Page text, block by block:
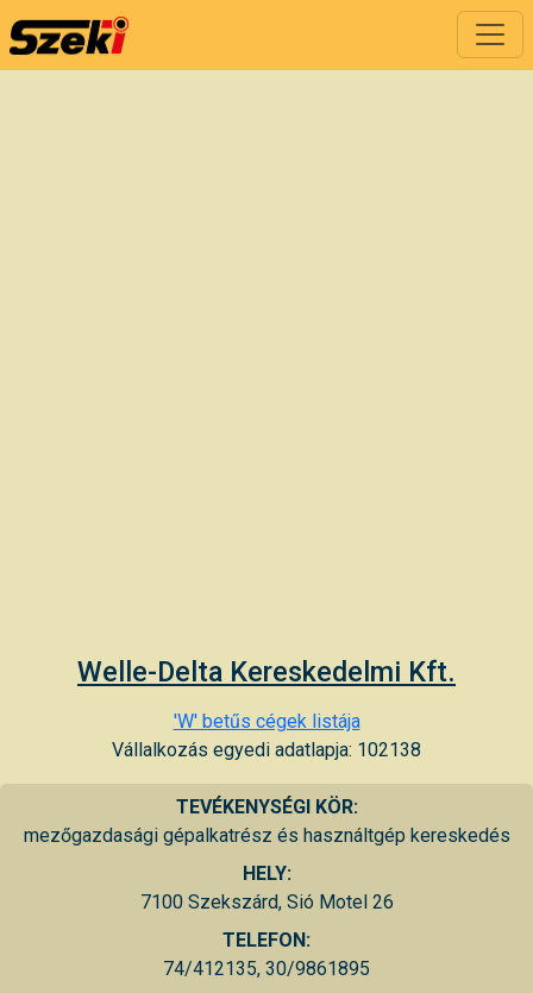
Welle-Delta Kereskedelmi Kft.
'W' betűs cégek listája
Vállalkozás egyedi adatlapja: 102138
TEVÉKENYSÉGI KÖR:
mezőgazdasági gépalkatrész és használtgép kereskedés
HELY:
7100 Szekszárd, Sió Motel 26
TELEFON:
74/412135, 30/9861895